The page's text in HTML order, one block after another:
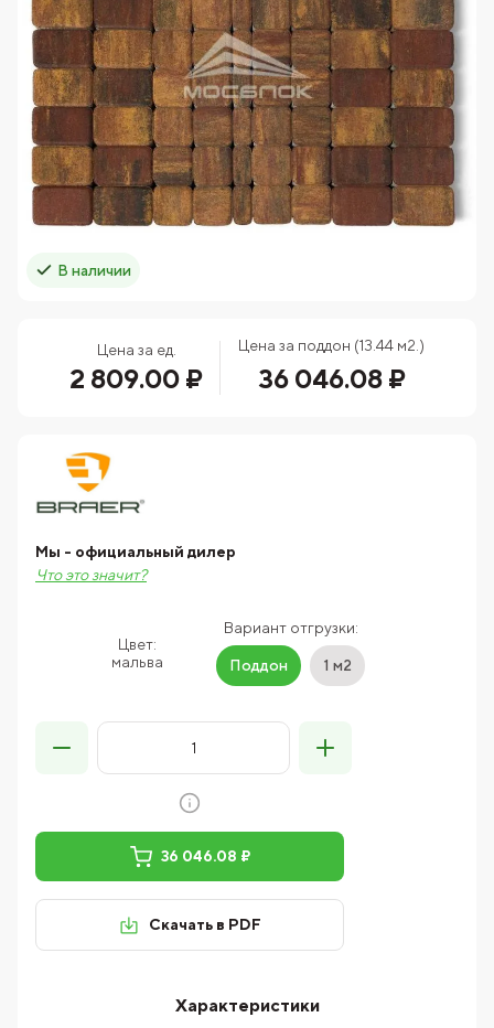
В наличии
Цена за ед.
2 809.00 ₽
Цена за поддон (13.44 м2.)
36 046.08 ₽
Цвет:
мальва
Вариант отгрузки:
Поддон 1 м2
Мы - официальный дилер
Что это значит?
36 046.08 ₽
Скачать в PDF
Характеристики